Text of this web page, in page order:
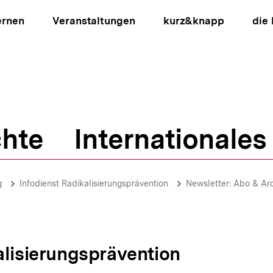
Veranstaltungen kurz&knapp die
Internationales
Infodienst Radikalisierungsprävention Newsletter: Abo &